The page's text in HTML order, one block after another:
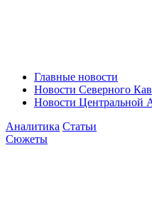
Главные новости
Новости Северного
Новости Центральной
Аналитика Статьи
Сюжеты